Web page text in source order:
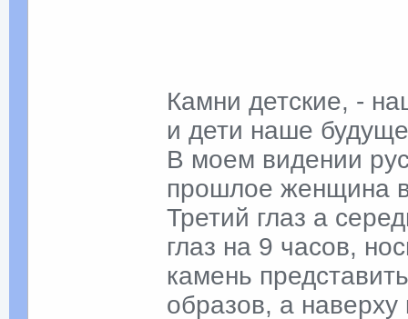
Камни детские, -
и дети наше
В моем видении
прошлое женщина
Третий глаз а
глаз на 9 часов,
камень
образов, а наверху